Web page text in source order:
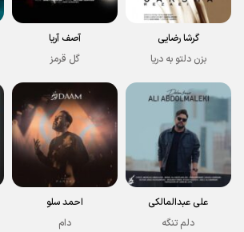
گرشا رضایی
بزن دلتو به دریا
آصف آریا
گل قرمز
علی عبدالمالکی
دلم تنگه
احمد سلو
دام